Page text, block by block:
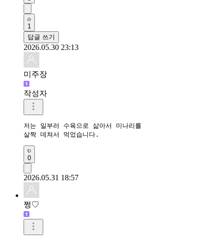
1
답글 쓰기
2026.05.30 23:13
미주장
작성자
저는 일부러 수육으로 삶아서 미나리를
살짝 데쳐서 먹었습니다.
0
2026.05.31 18:57
쩡♡